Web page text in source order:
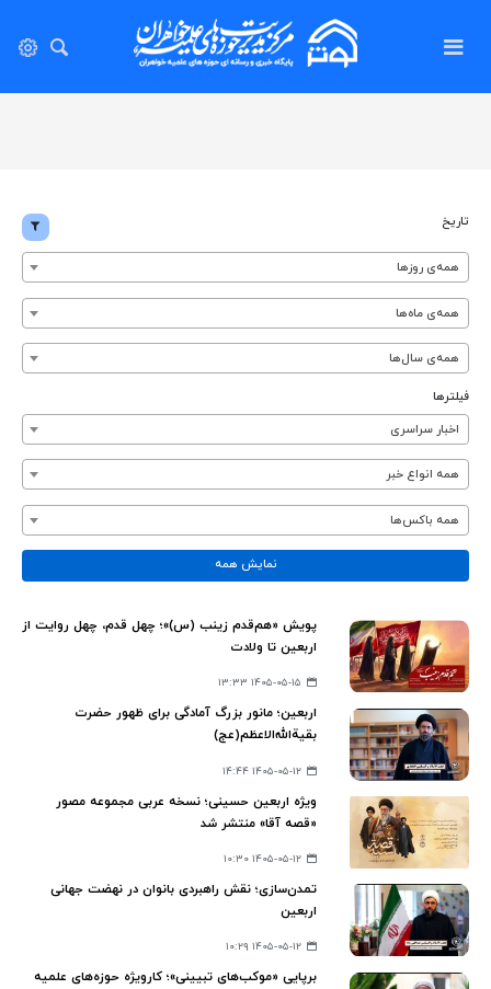
پویش «هم‌قدم زینب (س)»؛ چهل قدم، چهل روایت از
اربعین تا ولادت
۱۴۰۵-۰۵-۱۵ ۱۳:۳۳
اربعین؛ مانور بزرگ آمادگی برای ظهور حضرت
بقیةالله‌الاعظم(عج)
۱۴۰۵-۰۵-۱۲ ۱۴:۴۴
ویژه اربعین حسینی؛ نسخه عربی مجموعه مصور
«قصه آقا» منتشر شد
۱۴۰۵-۰۵-۱۲ ۱۰:۳۰
تمدن‌سازی؛ نقش راهبردی بانوان در نهضت جهانی
اربعین
۱۴۰۵-۰۵-۱۲ ۱۰:۲۹
برپایی «موکب‌های تبیینی»؛ کارویژه حوزه‌های علمیه
تاریخ
همه‌ی روزها
همه‌ی ماه‌ها
همه‌ی سال‌ها
فیلترها
اخبار سراسری
همه انواع خبر
همه باکس‌ها
نمایش همه